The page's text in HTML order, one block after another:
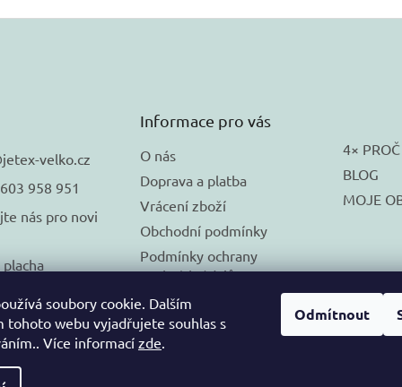
soubory cookie. Dalším
tohoto webu vyjadřujete souhlas s
Více informací zde.
Odmítnout
jetex-velko.cz
958 951
nás pro novi
Informace pro vás
O nás
Doprava a platba
Vrácení zboží
Obchodní podmínky
Podmínky ochrany
osobních údajů
🚚 DORUČUJEME na
SLOVENSKO
4× PROČ
BLOG
MOJE